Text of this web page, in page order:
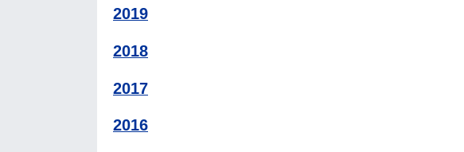
2019
2018
2017
2016